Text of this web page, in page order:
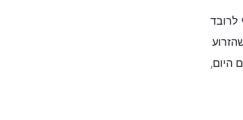
לרובד
היום,